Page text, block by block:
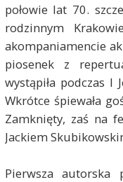
połowie lat 70.
rodzinnym
akompaniamencie
piosenek z
wystąpiła podczas I
Wkrótce śpiewała
Zamknięty, zaś na
Jackiem
Pierwsza autorska